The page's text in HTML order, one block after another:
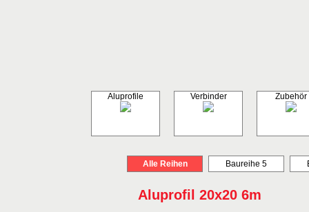
Aluprofile Verbinder Zubehör
Alle Reihen Baureihe 5
Aluprofil 20x20 6m